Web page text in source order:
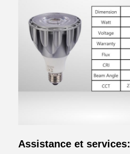
Assistance et services: